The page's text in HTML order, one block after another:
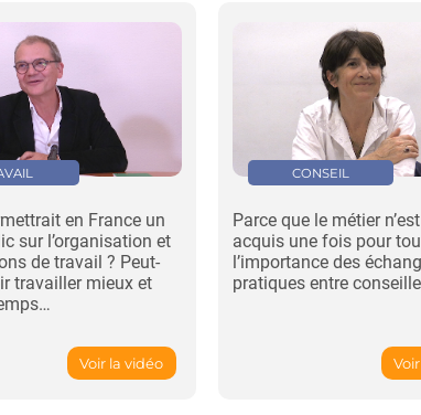
en France un
sur l’organisation et
de travail ? Peut-
travailler mieux et
Voir la vidéo
CONSEIL
Parce que le métier
acquis une fois pour
l’importance des
pratiques entre